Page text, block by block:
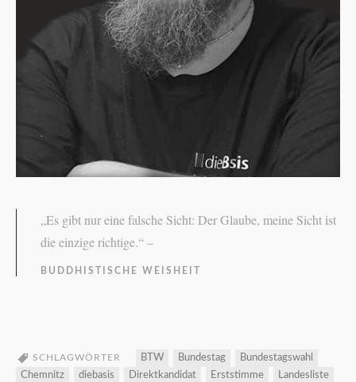
„Es gibt nur eine falsche Sicht: Der Glaube, meine Sicht ist
die einzige richtige.“ –
BUDDHISTISCHE WEISHEIT
SCHLAGWÖRTER BTW Bundestag
Bundestagswahl
Chemnitz
diebasis Direktkandidat Erststimme
Landesliste